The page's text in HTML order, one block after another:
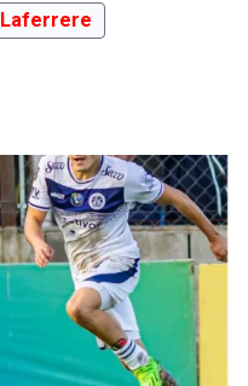
Laferrere